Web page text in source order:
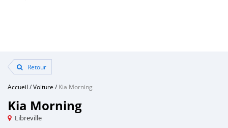
Retour
Accueil /Voiture /Kia Morning
Kia Morning
Libreville